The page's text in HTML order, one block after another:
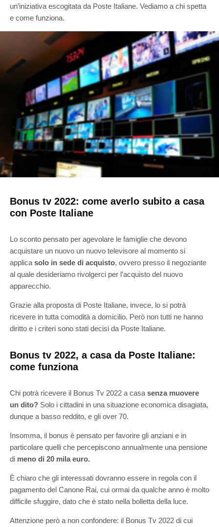
un’iniziativa escogitata da Poste Italiane. Vediamo a chi spetta
e come funziona.
Bonus tv 2022: come averlo subito a casa
con Poste Italiane
Lo sconto pensato per agevolare le famiglie che devono
acquistare un nuovo un nuovo televisore al momento si
applica solo in sede di acquisto, ovvero presso il negoziante
al quale desideriamo rivolgerci per l’acquisto del nuovo
apparecchio.
Grazie alla proposta di Poste Italiane, invece, lo si potrà
ricevere in tutta comodità a domicilio. Però non tutti ne hanno
diritto e i criteri sono stati decisi da Poste Italiane.
Bonus tv 2022, a casa da Poste Italiane:
come funziona
Chi potrà ricevere il Bonus Tv 2022 a casa senza muovere
un dito? Solo i cittadini in una situazione economica disagiata,
dunque a basso reddito, e gli over 70.
Insomma, il bonus è pensato per favorire gli anziani e in
particolare quelli che percepiscono annualmente una pensione
di meno di 20 mila euro.
È chiaro che gli interessati dovranno essere in regola con il
pagamento del Canone Rai, cui ormai da qualche anno è molto
difficile sfuggire, dato che è stato nella bolletta della luce.
Attenzione però a non confondere: il Bonus Tv 2022 di cui